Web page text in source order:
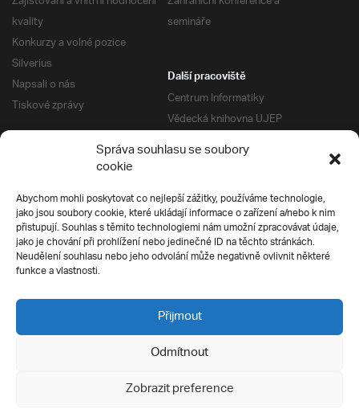
Správa souhlasu se soubory
cookie
Abychom mohli poskytovat co nejlepší zážitky, používáme technologie,
jako jsou soubory cookie, které ukládají informace o zařízení a/nebo k nim
přistupují. Souhlas s těmito technologiemi nám umožní zpracovávat údaje,
jako je chování při prohlížení nebo jedinečné ID na těchto stránkách.
Neudělení souhlasu nebo jeho odvolání může negativně ovlivnit některé
funkce a vlastnosti.
Přijmout
Odmítnout
Zobrazit preference
kvality
Konkurzy a volné pozice
Silverius
Napsali o nás
Tiskové zprávy
semináře
Další pracoviště
Centrum Informatiky
Vědecká knihovna UJEP
Správa kolejí a menz
Univerzitní centrum podpory
Silverius
Pro uchazeče
Přijímací řízení
E-prihlaska
Přípravné kurzy
Ochrana soukromí
Všechna práva vyhrazena